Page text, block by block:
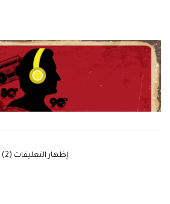
‫إظهار التعليقات (2)